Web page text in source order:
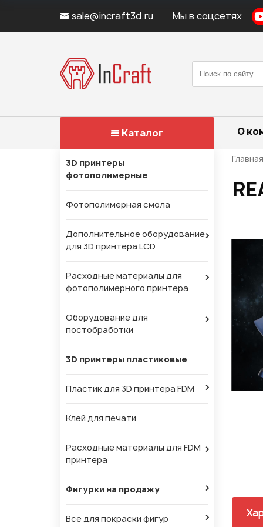
sale@incraft3d.ru Мы в соцсетях
Каталог О
3D принтеры
фотополимерные
Фотополимерная смола
Дополнительное оборудование
для 3D принтера LCD
Расходные материалы для
фотополимерного принтера
Оборудование для
постобработки
3D принтеры пластиковые
Пластик для 3D принтера FDM
Клей для печати
Расходные материалы для FDM
принтера
Фигурки на продажу
Все для покраски фигур
Главная